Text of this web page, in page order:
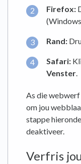
Firefox:
Rand:
Safari:
Venster
As die
om jou
stappe
deaktiveer.
Verfris